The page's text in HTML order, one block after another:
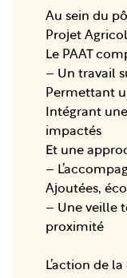
Au sein du
Projet
Le PAAT
– Un travail
Permettant
Intégrant
impactés
Et une
–
Ajoutées,
– Une veille
proximité
L’action de